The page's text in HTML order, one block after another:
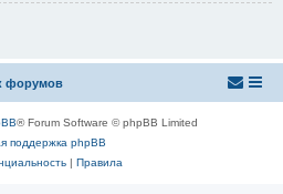
форумов
® Forum Software © phpBB Limited
поддержка phpBB
| Правила